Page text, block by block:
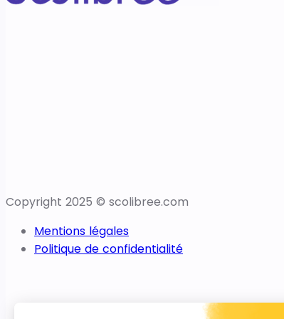
Copyright 2025 © scolibree.com
Mentions légales
Politique de confidentialité